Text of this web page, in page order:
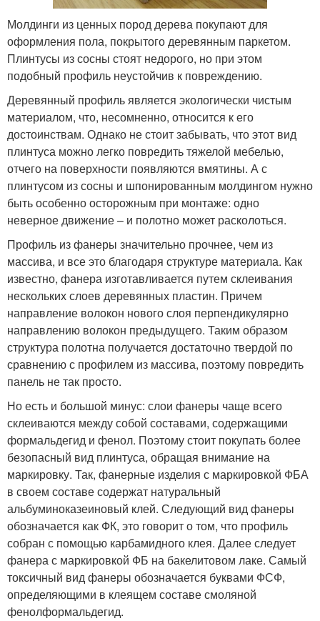
Молдинги из ценных пород дерева покупают для
оформления пола, покрытого деревянным паркетом.
Плинтусы из сосны стоят недорого, но при этом
подобный профиль неустойчив к повреждению.
Деревянный профиль является экологически чистым
материалом, что, несомненно, относится к его
достоинствам. Однако не стоит забывать, что этот вид
плинтуса можно легко повредить тяжелой мебелью,
отчего на поверхности появляются вмятины. А с
плинтусом из сосны и шпонированным молдингом нужно
быть особенно осторожным при монтаже: одно
неверное движение – и полотно может расколоться.
Профиль из фанеры значительно прочнее, чем из
массива, и все это благодаря структуре материала. Как
известно, фанера изготавливается путем склеивания
нескольких слоев деревянных пластин. Причем
направление волокон нового слоя перпендикулярно
направлению волокон предыдущего. Таким образом
структура полотна получается достаточно твердой по
сравнению с профилем из массива, поэтому повредить
панель не так просто.
Но есть и большой минус: слои фанеры чаще всего
склеиваются между собой составами, содержащими
формальдегид и фенол. Поэтому стоит покупать более
безопасный вид плинтуса, обращая внимание на
маркировку. Так, фанерные изделия с маркировкой ФБА
в своем составе содержат натуральный
альбуминоказеиновый клей. Следующий вид фанеры
обозначается как ФК, это говорит о том, что профиль
собран с помощью карбамидного клея. Далее следует
фанера с маркировкой ФБ на бакелитовом лаке. Самый
токсичный вид фанеры обозначается буквами ФСФ,
определяющими в клеящем составе смоляной
фенолформальдегид.